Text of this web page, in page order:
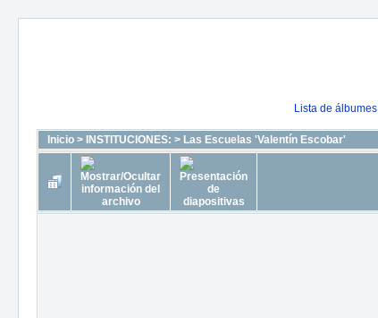
Lista de álbumes
Inicio > INSTITUCIONES: > Las Escuelas 'Valentín Escobar'